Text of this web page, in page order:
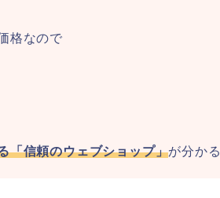
格なので
「信頼のウェブショップ」が分かる